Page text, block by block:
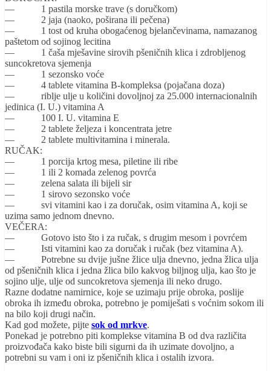
— 1 pastila morske trave (s doručkom)
— 2 jaja (naoko, poširana ili pečena)
— 1 tost od kruha obogaćenog bjelančevinama, namazanog
paštetom od sojinog lecitina
— 1 čaša mješavine sirovih pšeničnih klica i zdrobljenog
suncokretova sjemenja
— 1 sezonsko voće
— 4 tablete vitamina B-kompleksa (pojačana doza)
— riblje ulje u količini dovoljnoj za 25.000 internacionalnih
jedinica (I. U.) vitamina A
— 100 I. U. vitamina E
— 2 tablete željeza i koncentrata jetre
— 2 tablete multivitamina i minerala.
RUČAK:
— 1 porcija krtog mesa, piletine ili ribe
— 1 ili 2 komada zelenog povrća
— zelena salata ili bijeli sir
— 1 sirovo sezonsko voće
— svi vitamini kao i za doručak, osim vitamina A, koji se
uzima samo jednom dnevno.
VEČERA:
— Gotovo isto što i za ručak, s drugim mesom i povrćem
— Isti vitamini kao za doručak i ručak (bez vitamina A).
— Potrebne su dvije jušne žlice ulja dnevno, jedna žlica ulja
od pšeničnih klica i jedna žlica bilo kakvog biljnog ulja, kao što je
sojino ulje, ulje od suncokretova sjemenja ili neko drugo.
Razne dodatne namirnice, koje se uzimaju prije obroka, poslije
obroka ih između obroka, potrebno je pomiješati s voćnim sokom ili
na bilo koji drugi način.
Kad god možete, pijte sok od mrkve.
Ponekad je potrebno piti komplekse vitamina B od dva različita
proizvođača kako biste bili sigurni da ih uzimate dovoljno, a
potrebni su vam i oni iz pšeničnih klica i ostalih izvora.